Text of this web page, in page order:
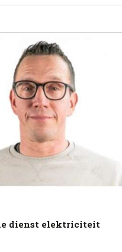
dienst elektriciteit